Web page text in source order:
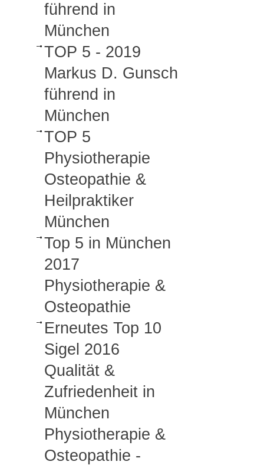
führend in
München
TOP 5 - 2019
Markus D. Gunsch
führend in
München
TOP 5
Physiotherapie
Osteopathie &
Heilpraktiker
München
Top 5 in München
2017
Physiotherapie &
Osteopathie
Erneutes Top 10
Sigel 2016
Qualität &
Zufriedenheit in
München
Physiotherapie &
Osteopathie -